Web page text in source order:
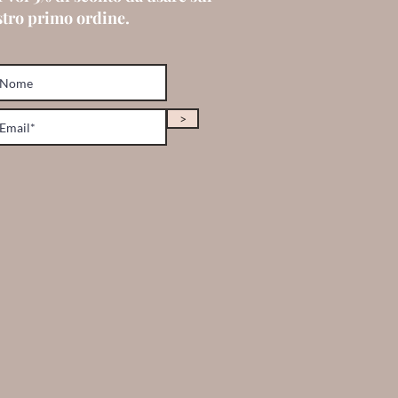
primo ordine.
>